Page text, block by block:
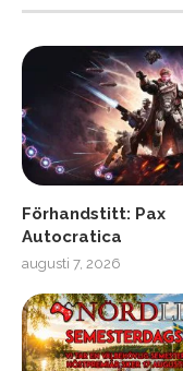
Förhandstitt: Pax
Autocratica
augusti 7, 2026